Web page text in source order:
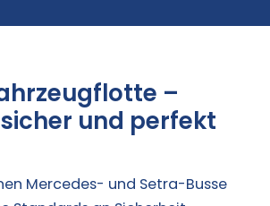
–
und perfekt
Mercedes- und Setra-Busse